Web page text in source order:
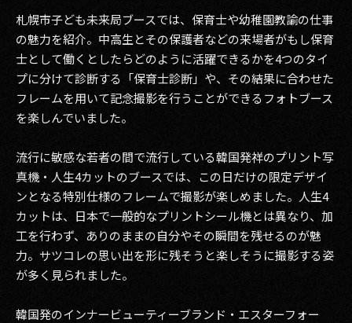
札幌市子ども未来局ブースでは、保育士や幼稚園教諭の仕事
の魅力を紹介。中高生とその保護者などの来場者がもし保育
士として働くとしたらどのように活躍できるかを4つのタイ
プに分けて診断する「保育士診断」や、その結果に合わせた
フレームを用いて記念撮影を行うことができるフォトブース
を楽しんでいました。
流行に敏感な若者の間で流行している韓国発祥のプリント写
真機・人生4カットのブースでは、この日だけの限定デザイ
ンとなる特別仕様のフレームで撮影が楽しめました。人生4
カットは、日本で一般的なプリントシール機とは異なり、加
工を行わず、ありのままの自分やその瞬間を残せるのが魅
力。サツコレの思い出を形に残そうと楽しそうに撮影する姿
が多く見られました。
韓国発のインナービューティーブランド・エスターフォー